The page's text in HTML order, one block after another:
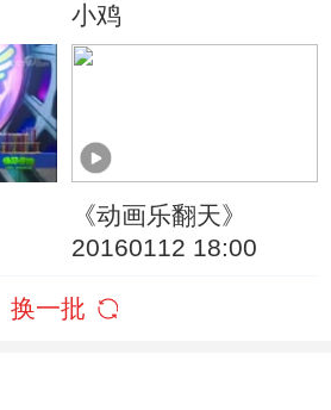
小鸡
《动画乐翻天》
20160112 18:00
换一批